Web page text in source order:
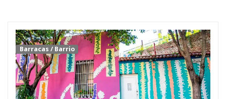
Barracas / Barrio